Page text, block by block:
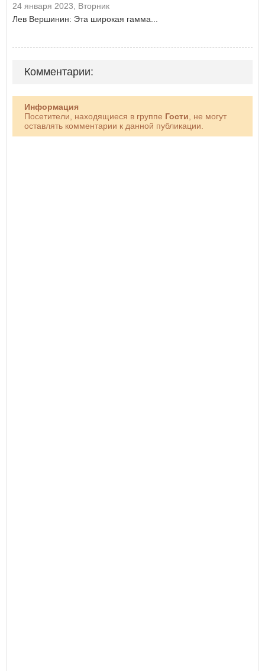
24 января 2023, Вторник
Лев Вершинин: Эта широкая гамма...
Комментарии:
Информация
Посетители, находящиеся в группе Гости , не могут
оставлять комментарии к данной публикации.